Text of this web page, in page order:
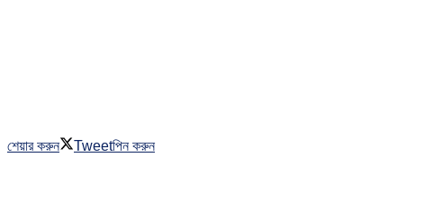
শেয়ার করুন Tweetপিন করুন